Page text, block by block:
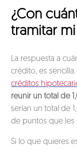
¿Con
tramitar
La respuesta a
crédito, es
créditos
reunir un total de
serían un total de
de puntos que les
Si lo que quieres